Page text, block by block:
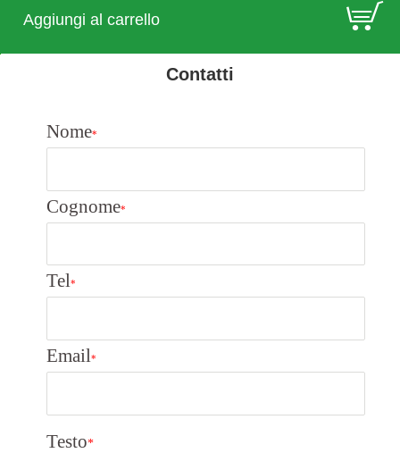
Aggiungi al carrello E
Contatti
Nome*
Cognome*
Tel*
Email*
Testo*